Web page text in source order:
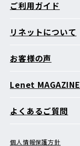
ご利用ガイド
リネットについて
お客様の声
Lenet MAGAZINE
よくあるご質問
個人情報保護方針